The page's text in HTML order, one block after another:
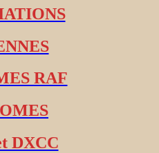
RAF
DXCC